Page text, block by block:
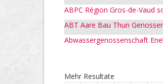
ABPC Région Gros-de-Vaud
ABT Aare Bau Thun
Abwassergenossenschaft
Mehr Resultate